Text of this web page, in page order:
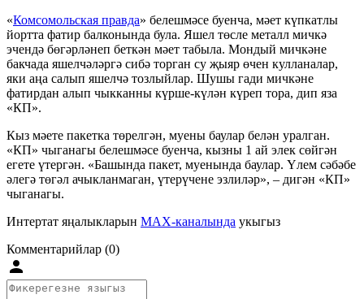
«Комсомольская правда» белешмәсе буенча, мәет күпкатлы
йортта фатир балконында була. Яшел төсле металл мичкә
эчендә бөгәрләнеп беткән мәет табыла. Мондый мичкәне
бакчада яшелчәләргә сибә торган су җыяр өчен кулланалар,
яки аңа салып яшелчә тозлыйлар. Шушы гади мичкәне
фатирдан алып чыкканны күрше-күлән күреп тора, дип яза
«КП».
Кыз мәете пакетка төрелгән, муены баулар белән уралган.
«КП» чыганагы белешмәсе буенча, кызны 1 ай элек сөйгән
егете үтергән. «Башында пакет, муенында баулар. Үлем сәбәбе
әлегә төгәл ачыкланмаган, үтерүчене эзлиләр», – дигән «КП»
чыганагы.
Интертат яңалыкларын MAX-каналында укыгыз
Комментарийлар (0)